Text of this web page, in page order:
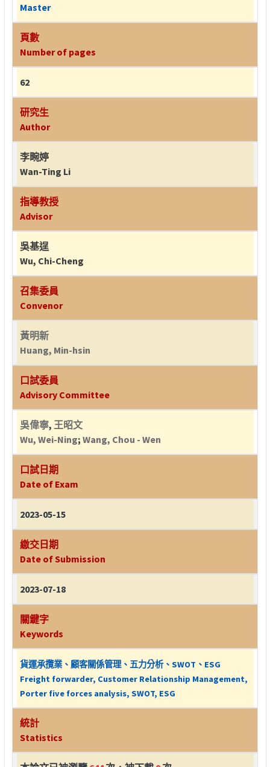
Master
頁數
Number of pages
62
研究生
Author
李畹婷
Wan-Ting Li
指導教授
Advisor
吳基逞
Wu, Chi-Cheng
召集委員
Convenor
黃明新
Huang, Min-hsin
口試委員
Advisory Committee
吳偉寧, 王昭文
Wu, Wei-Ning; Wang, Chou - Wen
口試日期
Date of Exam
2023-05-15
繳交日期
Date of Submission
2023-07-18
關鍵字
Keywords
貨運承攬業、顧客關係管理、五力分析、SWOT、ESG
Freight forwarder, Customer Relationship Management,
Porter five forces analysis, SWOT, ESG
統計
Statistics